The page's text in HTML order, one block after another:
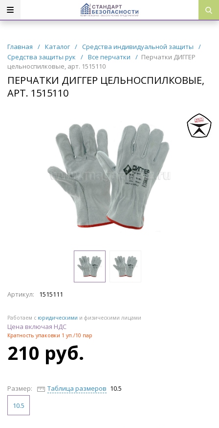
Главная / Каталог / Средства индивидуальной защиты
/
Средства защиты рук
/ Все перчатки / Перчатки ДИГГЕР
цельноспилковые, арт. 1515110
ПЕРЧАТКИ ДИГГЕР ЦЕЛЬНОСПИЛКОВЫЕ,
АРТ. 1515110
Артикул: 1515111
Работаем с юридическими и физическими лицами
Цена включая НДС
Кратность упаковки 1 уп./10 пар
210 руб.
Размер: Таблица размеров 10.5
10.5